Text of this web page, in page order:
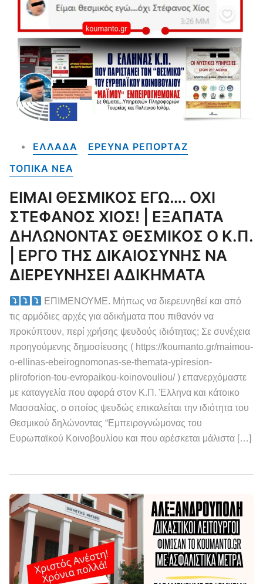
ΕΛΛΑΔΑ
ΕΡΕΥΝΑ ΡΕΠΟΡΤΑΖ
ΤΟΠΙΚΑ NEA
ΕΙΜΑΙ ΘΕΣΜΙΚΟΣ ΕΓΩ…. ΟΧΙ
ΣΤΕΦΑΝΟΣ ΧΙΟΣ! | ΕΞΑΠΑΤΑ
ΔΗΛΩΝΟΝΤΑΣ ΘΕΣΜΙΚΟΣ Ο Κ.Π.
| ΕΡΓΟ ΤΗΣ ΔΙΚΑΙΟΣΥΝΗΣ ΝΑ
ΔΙΕΡΕΥΝΗΣΕΙ ΑΔΙΚΗΜΑΤΑ
ΕΠΙΜΕΝΟΥΜΕ. Μήπως να διερευνηθεί και από
τις αρμόδιες αρχές για αδικήματα που πιθανόν να
προκύπτουν, περί χρήσης ψευδούς ιδιότητας; Σε συνέχεια
προηγούμενης δημοσίευσης ( https://koumanto.gr/maimou-
o-ellinas-ebeirognomonas-se-themata-ypiresion-
pliroforion-tou-evropaikou-koinovouliou/ ) επανερχόμαστε
με καταγγελία που αφορά στον Κ.Π. Έλληνα και κάτοικο
Μασσαλίας, ο οποίος ψευδώς επικαλείται την ιδιότητα του
Θεσμικού δηλώνοντας “Εμπειρογνώμονας του
Ευρωπαϊκού Κοινοβουλίου και που αρέσκεται μάλιστα […]